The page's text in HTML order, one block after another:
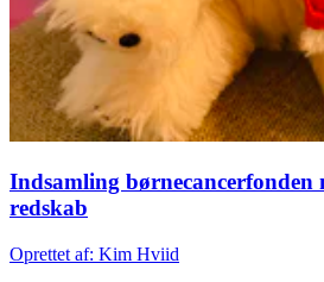
Indsamling børnecancerfonden
redskab
Oprettet af: Kim Hviid